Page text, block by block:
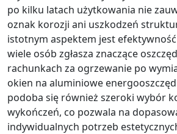
po kilku latach użytkowania nie
oznak korozji ani uszkodzeń
istotnym aspektem jest
wiele osób zgłasza znaczące
rachunkach za ogrzewanie po
okien na aluminiowe
podoba się również szeroki wybór
wykończeń, co pozwala na
indywidualnych potrzeb